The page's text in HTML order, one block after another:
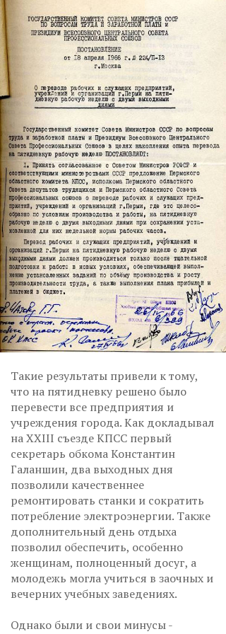
Такие результаты привели к тому,
что на пятидневку решено было
перевести все предприятия и
учреждения города. Как докладывал
на XXIII съезде КПСС первый
секретарь обкома Константин
Галаншин, два выходных дня
позволили качественнее
ремонтировать станки и сократить
потребление электроэнергии. Также
дополнительный день отдыха
позволил обеспечить, особенно
женщинам, полноценный досуг, а
молодежь могла учиться в заочных и
вечерних учебных заведениях.
Однако были и свои минусы -